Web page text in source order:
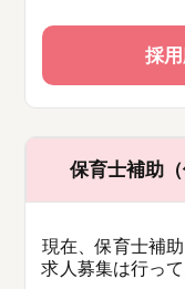
採
保育士補助
現在、保育士補
求人募集は行って